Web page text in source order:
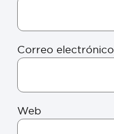
Correo electrónico
Web